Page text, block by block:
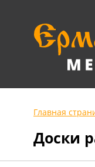
Главная
Доски